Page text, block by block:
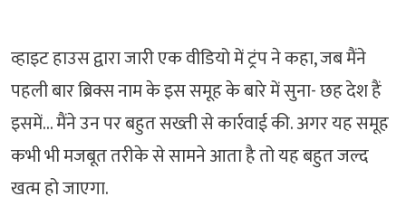
व्हाइट हाउस द्वारा जारी एक वीडियो में ट्रंप ने कहा, जब मैंने
पहली बार ब्रिक्स नाम के इस समूह के बारे में सुना- छह देश हैं
इसमें… मैंने उन पर बहुत सख्ती से कार्रवाई की. अगर यह समूह
कभी भी मजबूत तरीके से सामने आता है तो यह बहुत जल्द
खत्म हो जाएगा.